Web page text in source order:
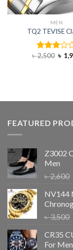
MEN
TQ2 TEVISE
Rated
৳2,500 ৳
FEATURED
Z3002
Men
৳2,600
NV144
৳3,500
CR35
For Men